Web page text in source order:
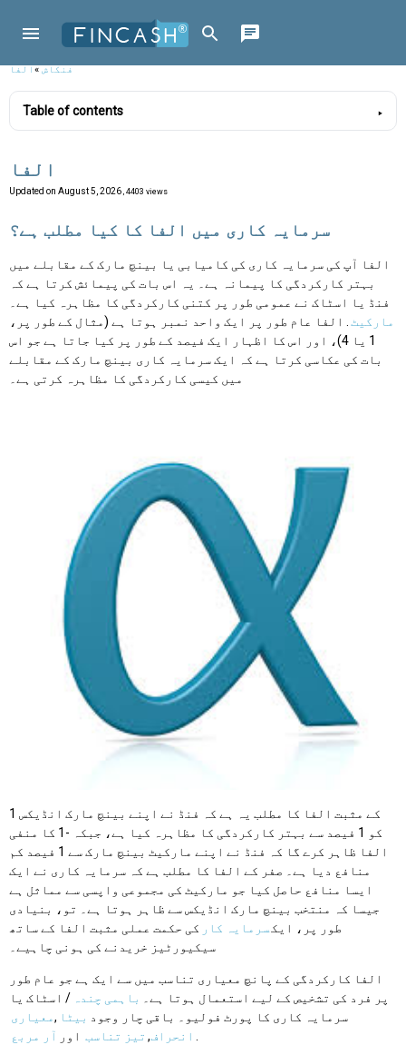
فنکاش»الفا
Table of contents
الفا
Updated on August 5, 2026 , 4403 views
سرمایہ کاری میں الفا کا کیا مطلب ہے؟
الفا آپ کی سرمایہ کاری کی کامیابی یا بینچ مارک کے مقابلے میں
بہتر کارکردگی کا پیمانہ ہے۔ یہ اس بات کی پیمائش کرتا ہے کہ
فنڈ یا اسٹاک نے عمومی طور پر کتنی کارکردگی کا مظاہرہ کیا ہے۔
مارکیٹ
. الفا عام طور پر ایک واحد نمبر ہوتا ہے (مثال کے طور پر،
1 یا 4)، اور اس کا اظہار ایک فیصد کے طور پر کیا جاتا ہے جو اس
بات کی عکاسی کرتا ہے کہ ایک سرمایہ کاری بینچ مارک کے مقابلے
میں کیسی کارکردگی کا مظاہرہ کرتی ہے۔
1 کے مثبت الفا کا مطلب یہ ہے کہ فنڈ نے اپنے بینچ مارک انڈیکس
کو 1 فیصد سے بہتر کارکردگی کا مظاہرہ کیا ہے، جبکہ -1 کا منفی
الفا ظاہر کرے گا کہ فنڈ نے اپنے مارکیٹ بینچ مارک سے 1 فیصد کم
منافع دیا ہے۔ صفر کے الفا کا مطلب ہے کہ سرمایہ کاری نے ایک
ایسا منافع حاصل کیا جو مارکیٹ کی مجموعی واپسی سے مماثل ہے
جیسا کہ منتخب بینچ مارک انڈیکس سے ظاہر ہوتا ہے۔ تو، بنیادی
طور پر، ایک سرمایہ کار کی حکمت عملی مثبت الفا کے ساتھ
سیکیورٹیز خریدنے کی ہونی چاہیے۔
الفا کارکردگی کے پانچ معیاری تناسب میں سے ایک ہے جو عام طور
پر فرد کی تشخیص کے لیے استعمال ہوتا ہے۔
باہمی چندہ
/ اسٹاک یا
سرمایہ کاری کا پورٹ فولیو۔ باقی چار وجود بیٹا ,معیاری
انحراف, تیز تناسب اور آر مربع